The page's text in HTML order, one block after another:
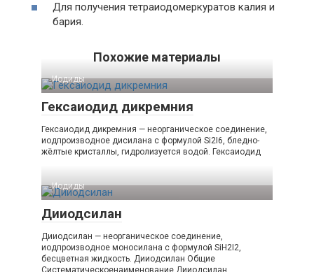
Для получения тетраиодомеркуратов калия и
бария.
Похожие материалы
Иодиды‎
Гексаиодид дикремния
Гексаиодид дикремния — неорганическое соединение,
иодпроизводное дисилана с формулой Si2I6, бледно-
жёлтые кристаллы, гидролизуется водой. Гексаиодид
Иодиды‎
Дииодсилан
Дииодсилан — неорганическое соединение,
иодпроизводное моносилана с формулой SiH2I2,
бесцветная жидкость. Дииодсилан Общие
Систематическоенаименование Дииодсилан